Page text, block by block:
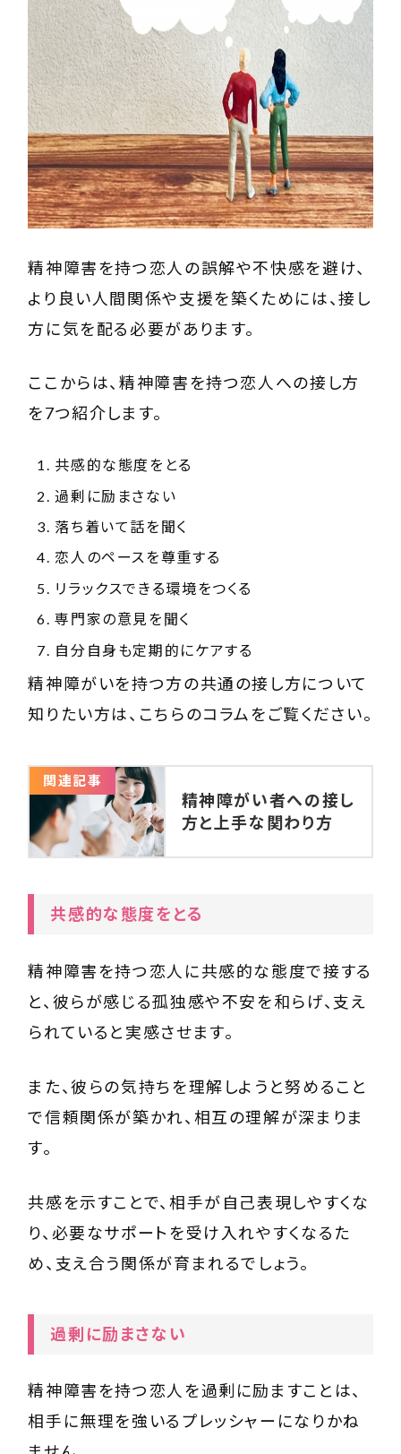
精神障害を持つ恋人の誤解や不快感を避け、
より良い人間関係や支援を築くためには、接し
方に気を配る必要があります。
ここからは、精神障害を持つ恋人への接し方
を7つ紹介します。
共感的な態度をとる
過剰に励まさない
落ち着いて話を聞く
恋人のペースを尊重する
リラックスできる環境をつくる
専門家の意見を聞く
自分自身も定期的にケアする
精神障がいを持つ方の共通の接し方について
知りたい方は、こちらのコラムをご覧ください。
関連記事
精神障がい者への接し
方と上手な関わり方
共感的な態度をとる
精神障害を持つ恋人に共感的な態度で接する
と、彼らが感じる孤独感や不安を和らげ、支え
られていると実感させます。
また、彼らの気持ちを理解しようと努めること
で信頼関係が築かれ、相互の理解が深まりま
す。
共感を示すことで、相手が自己表現しやすくな
り、必要なサポートを受け入れやすくなるた
め、支え合う関係が育まれるでしょう。
過剰に励まさない
精神障害を持つ恋人を過剰に励ますことは、
相手に無理を強いるプレッシャーになりかね